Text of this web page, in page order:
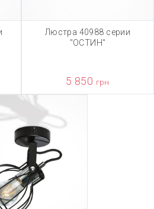
Люстра 40988 серии
"ОСТИН"
5 850 грн